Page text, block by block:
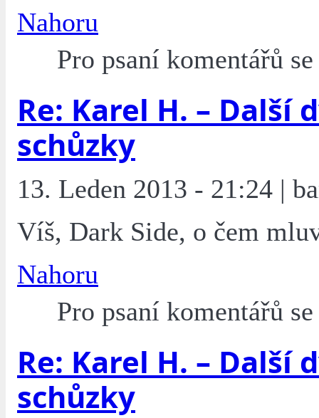
Nahoru
Pro psaní komentářů
Re: Karel H. – Další
schůzky
13. Leden 2013 - 21:24 |
Víš, Dark Side, o čem
Nahoru
Pro psaní komentářů
Re: Karel H. – Další
schůzky